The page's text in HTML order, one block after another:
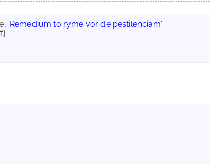
'Remedium to ryme vor de pestilenciam'